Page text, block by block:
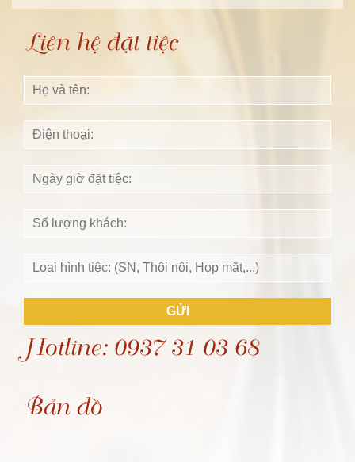
Liên hệ đặt tiệc
GỬI
Hotline: 0937 31 03 68
Bản đồ